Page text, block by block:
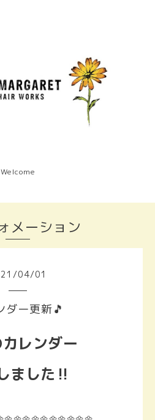
Welcome
メーション
/04/01
ダー更新🎵
レンダー
ました‼️